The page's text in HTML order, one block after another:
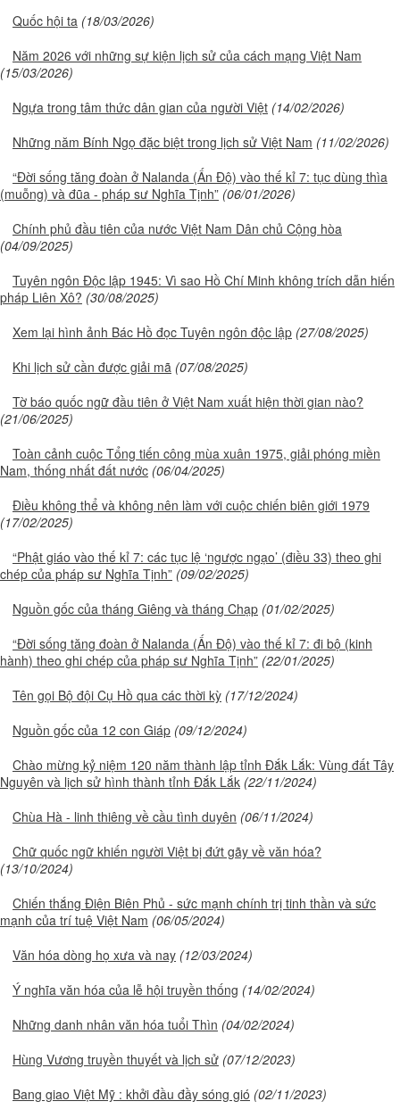
Quốc hội ta (18/03/2026)
Năm 2026 với những sự kiện lịch sử của cách mạng Việt Nam
(15/03/2026)
Ngựa trong tâm thức dân gian của người Việt (14/02/2026)
Những năm Bính Ngọ đặc biệt trong lịch sử Việt Nam (11/02/2026)
“Đời sống tăng đoàn ở Nalanda (Ấn Độ) vào thế kỉ 7: tục dùng thìa
(muỗng) và đũa - pháp sư Nghĩa Tịnh” (06/01/2026)
Chính phủ đầu tiên của nước Việt Nam Dân chủ Cộng hòa
(04/09/2025)
Tuyên ngôn Độc lập 1945: Vì sao Hồ Chí Minh không trích dẫn hiến
pháp Liên Xô? (30/08/2025)
Xem lại hình ảnh Bác Hồ đọc Tuyên ngôn độc lập (27/08/2025)
Khi lịch sử cần được giải mã (07/08/2025)
Tờ báo quốc ngữ đầu tiên ở Việt Nam xuất hiện thời gian nào?
(21/06/2025)
Toàn cảnh cuộc Tổng tiến công mùa xuân 1975, giải phóng miền
Nam, thống nhất đất nước (06/04/2025)
Điều không thể và không nên làm với cuộc chiến biên giới 1979
(17/02/2025)
“Phật giáo vào thế kỉ 7: các tục lệ ‘ngược ngạo’ (điều 33) theo ghi
chép của pháp sư Nghĩa Tịnh” (09/02/2025)
Nguồn gốc của tháng Giêng và tháng Chạp (01/02/2025)
“Đời sống tăng đoàn ở Nalanda (Ấn Độ) vào thế kỉ 7: đi bộ (kinh
hành) theo ghi chép của pháp sư Nghĩa Tịnh” (22/01/2025)
Tên gọi Bộ đội Cụ Hồ qua các thời kỳ (17/12/2024)
Nguồn gốc của 12 con Giáp (09/12/2024)
Chào mừng kỷ niệm 120 năm thành lập tỉnh Đắk Lắk: Vùng đất Tây
Nguyên và lịch sử hình thành tỉnh Đắk Lắk (22/11/2024)
Chùa Hà - linh thiêng về cầu tình duyên (06/11/2024)
Chữ quốc ngữ khiến người Việt bị đứt gãy về văn hóa?
(13/10/2024)
Chiến thắng Điện Biên Phủ - sức mạnh chính trị tinh thần và sức
mạnh của trí tuệ Việt Nam (06/05/2024)
Văn hóa dòng họ xưa và nay (12/03/2024)
Ý nghĩa văn hóa của lễ hội truyền thống (14/02/2024)
Những danh nhân văn hóa tuổi Thìn (04/02/2024)
Hùng Vương truyền thuyết và lịch sử (07/12/2023)
Bang giao Việt Mỹ : khởi đầu đầy sóng gió (02/11/2023)